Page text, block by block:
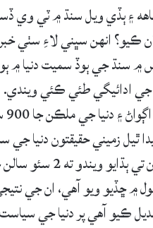
۽ ٻڏي ويل سنڌ ۾ ٽي وي
ڪيو؟ انهن سڀني لاءِ سٺي
۾ سنڌ جي ٻوڏ سميت دنيا ۾
ادائيگي طئي ڪئي
ٿيل زميني حقيقتون
کي سائنسي
۾ ڇڏيو ويو آهي، ان جي
ڪيو آهي پر دنيا جي